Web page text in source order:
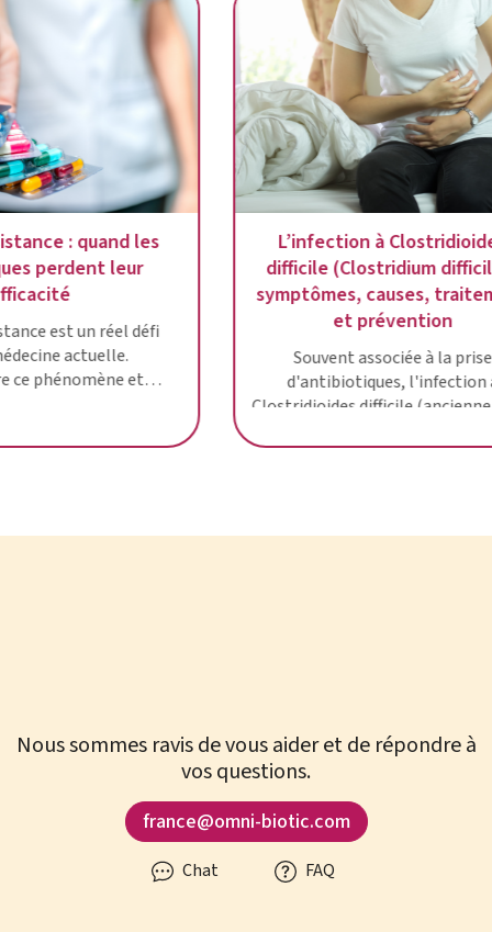
L’antibiorésistance : quand les
antibiotiques perdent leur
L'antibiorésistance est un réel défi
pour la médecine actuelle.
Comprendre ce phénomène et
prendre de bonnes habitudes quand
vous êtes sous traitement
antibiotique !
L’infection
difficile
symptômes,
et
Souvent
Clostridioides
une diarrhée
Nous sommes ravis de vous aider et de répondre à
vos questions.
france@omni-biotic.com
Chat FAQ